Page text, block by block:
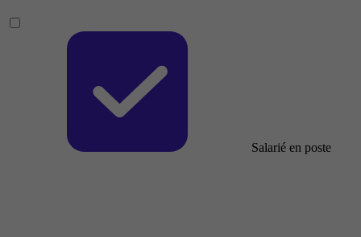
Salarié en poste